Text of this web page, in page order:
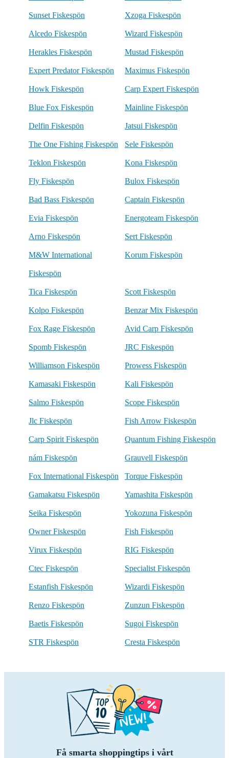
Sunset Fiskespön Xzoga Fiskespön
Alcedo Fiskespön Wizard Fiskespön
Herakles Fiskespön Mustad Fiskespön
Expert Predator Fiskespön Maximus Fiskespön
Howk Fiskespön Carp Expert Fiskespön
Blue Fox Fiskespön Mainline Fiskespön
Delfin Fiskespön Jatsui Fiskespön
The One Fishing Fiskespön Sele Fiskespön
Teklon Fiskespön Kona Fiskespön
Fly Fiskespön Bulox Fiskespön
Bad Bass Fiskespön Captain Fiskespön
Evia Fiskespön Energoteam Fiskespön
Arno Fiskespön Sert Fiskespön
M&W International
Fiskespön
Korum Fiskespön
Tica Fiskespön Scott Fiskespön
Kolpo Fiskespön Benzar Mix Fiskespön
Fox Rage Fiskespön Avid Carp Fiskespön
Spomb Fiskespön JRC Fiskespön
Williamson Fiskespön Prowess Fiskespön
Kamasaki Fiskespön Kali Fiskespön
Salmo Fiskespön Scope Fiskespön
Jlc Fiskespön Fish Arrow Fiskespön
Carp Spirit Fiskespön Quantum Fishing Fiskespön
nám Fiskespön Grauvell Fiskespön
Fox International Fiskespön Torque Fiskespön
Gamakatsu Fiskespön Yamashita Fiskespön
Seika Fiskespön Yokozuna Fiskespön
Owner Fiskespön Fish Fiskespön
Virux Fiskespön RIG Fiskespön
Ctec Fiskespön Specialist Fiskespön
Estanfish Fiskespön Wizardi Fiskespön
Renzo Fiskespön Zunzun Fiskespön
Baetis Fiskespön Sugoi Fiskespön
STR Fiskespön Cresta Fiskespön
Få smarta shoppingtips i vårt